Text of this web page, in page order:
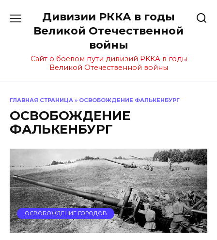
содержанию
Дивизии РККА в годы
Великой Отечественной
войны
Сайт о боевом пути дивизий РККА в годы
Великой Отечественной войны
ГЛАВНАЯ СТРАНИЦА » ОСВОБОЖДЕНИЕ ФАЛЬКЕНБУРГ
ОСВОБОЖДЕНИЕ
ФАЛЬКЕНБУРГ
ОСВОБОЖДЕНИЕ ГОРОДОВ